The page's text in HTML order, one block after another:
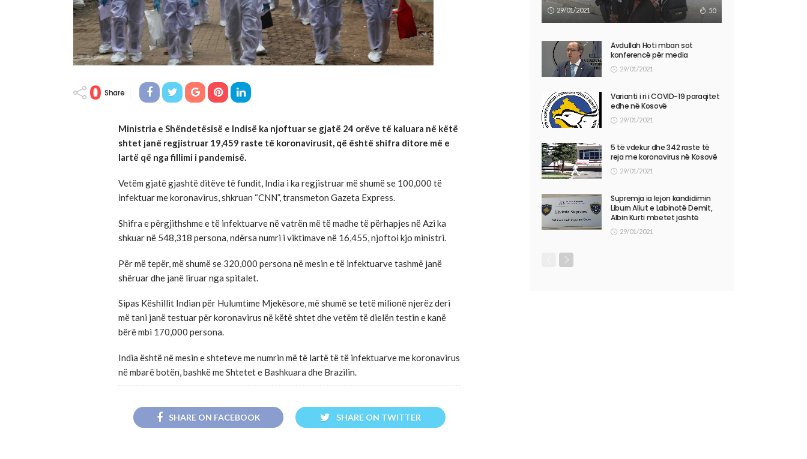
0 Share
Ministria e Shëndetësisë e Indisë ka njoftuar se gjatë 24 orëve të kaluara në këtë
shtet janë regjistruar 19,459 raste të koronavirusit, që është shifra ditore më e
lartë që nga fillimi i pandemisë.
Vetëm gjatë gjashtë ditëve të fundit, India i ka regjistruar më shumë se 100,000 të
infektuar me koronavirus, shkruan “CNN”, transmeton Gazeta Express.
Shifra e përgjithshme e të infektuarve në vatrën më të madhe të përhapjes në Azi ka
shkuar në 548,318 persona, ndërsa numri i viktimave në 16,455, njoftoi kjo ministri.
Për më tepër, më shumë se 320,000 persona në mesin e të infektuarve tashmë janë
shëruar dhe janë liruar nga spitalet.
Sipas Këshillit Indian për Hulumtime Mjekësore, më shumë se tetë milionë njerëz deri
më tani janë testuar për koronavirus në këtë shtet dhe vetëm të dielën testin e kanë
bërë mbi 170,000 persona.
India është në mesin e shteteve me numrin më të lartë të të infektuarve me koronavirus
në mbarë botën, bashkë me Shtetet e Bashkuara dhe Brazilin.
SHARE ON FACEBOOK SHARE ON TWITTER
29/01/2021 50
Avdullah Hoti mban sot
konferencë për media
29/01/2021
Varianti i ri i COVID-19 paraqitet
edhe në Kosovë
29/01/2021
5 të vdekur dhe 342 raste të
reja me koronavirus në Kosovë
29/01/2021
Supremja ia lejon kandidimin
Liburn Aliut e Labinotë Demit,
Albin Kurti mbetet jashtë
29/01/2021